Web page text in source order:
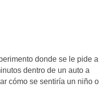
donde se le pide a
dentro de un auto a
cómo se sentiría un niño o